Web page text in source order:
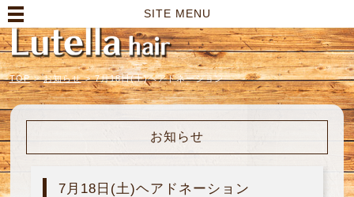
SITE MENU
TOP > お知らせ > 7月18日(土)ヘアドネーション
お知らせ
7月18日(土)ヘアドネーション